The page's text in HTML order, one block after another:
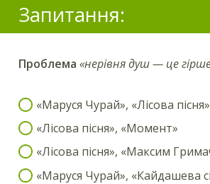
Запитання:
Проблема «нерівня душ — це
«Маруся Чурай», «Лісова пісня»
«Лісова пісня», «Момент»
«Лісова пісня», «Максим
«Маруся Чурай», «Кайдашева